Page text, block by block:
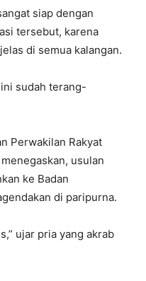
siap dengan
tersebut, karena
di semua kalangan.
sudah terang-
Perwakilan Rakyat
usulan
ke Badan
di paripurna.
ujar pria yang akrab